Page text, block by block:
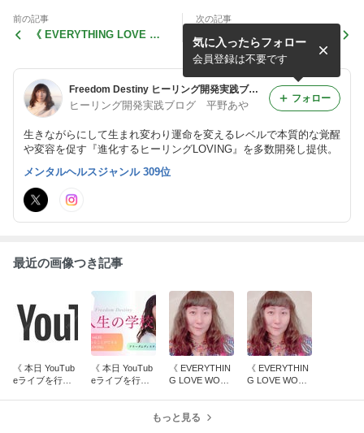
前の記事
《 EVERYTHING LOVE WO
次の記事
《 EVERYTHING LOVE WO
RLD ラブプロテクション講
習のご感想 》
Freedom Destiny ヒーリング開発実践ブログ
ヒーリング開発実践ブログ 平野あや
生きながらにして生まれ変わり運命を変えるレベルで本質的な覚醒
や変容を促す『進化するヒーリングLOVING』を多数開発し提供。
気に入ったらフォロー
会員登録は不要です
フォロー
メンタルヘルスジャンル 309位
最近の画像つき記事
《 本日 YouTub
eライブを行い
《 本日 YouTub
eライブを行い
《 EVERYTHIN
G LOVE WORL
授」》
《 EVERYTHIN
G LOVE WORL
もっと見る